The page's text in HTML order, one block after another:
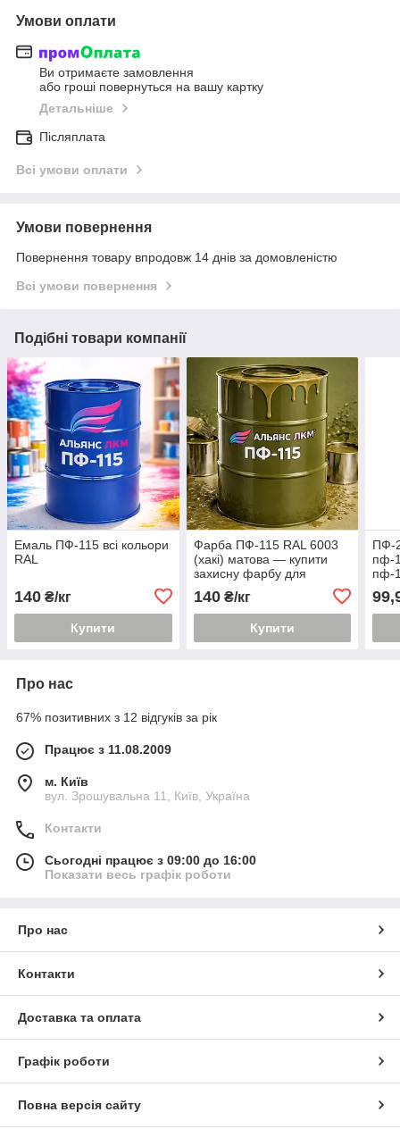
Умови оплати
Ви отримаєте замовлення
або гроші повернуться на вашу картку
Детальніше
Післяплата
Всі умови оплати
Умови повернення
Повернення товару впродовж 14 днів за домовленістю
Всі умови повернення
Подібні товари компанії
Емаль ПФ-115 всі кольори
RAL
140 ₴/кг
Купити
Фарба ПФ-115 RAL 6003
(хакі) матова — купити
захисну фарбу для
військової техніки в Україні
140₴/кг
Купити
ПФ-
пф-
пф-
Про нас
67% позитивних з 12 відгуків за рік
Працює з 11.08.2009
м. Київ
вул. Зрошувальна 11, Київ, Україна
Контакти
Сьогодні працює з 09:00 до 16:00
Показати весь графік роботи
Про нас
Контакти
Доставка та оплата
Графік роботи
Повна версія сайту